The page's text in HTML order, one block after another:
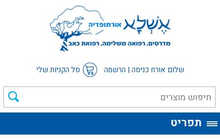
שלום אורח כניסה | הרשמה סל הקניות שלי
תפריט